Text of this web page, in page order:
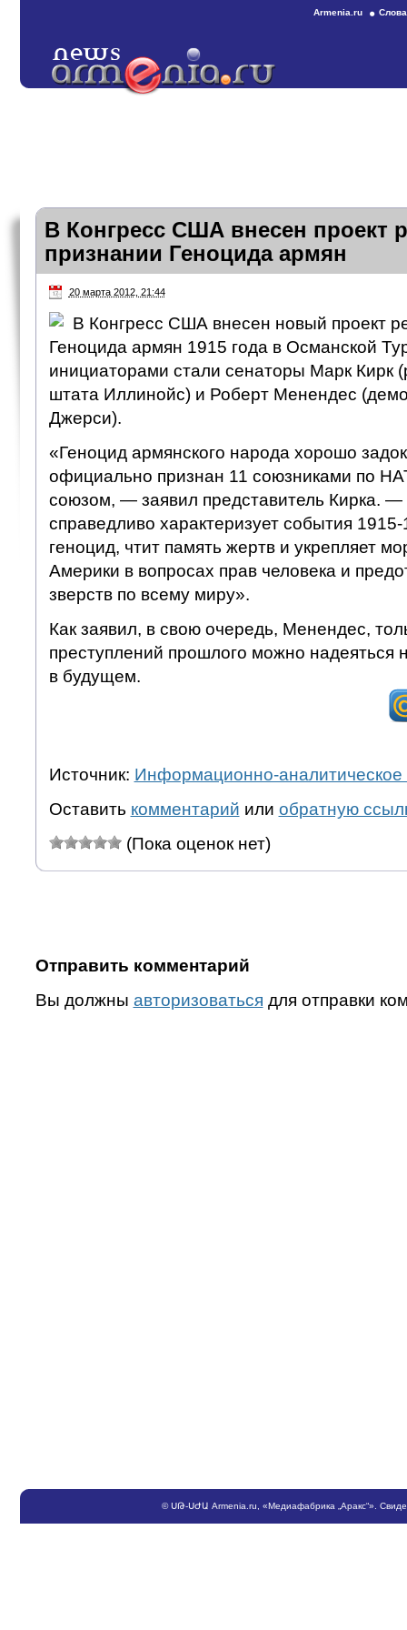
Armenia.ru
В Конгресс США внесен проект
признании Геноцида армян
20 марта 2012, 21:44
В Конгресс США внесен новый проект
Геноцида армян 1915 года в Османской
инициаторами стали сенаторы Марк Кирк
штата Иллинойс) и Роберт Менендес
Джерси).
«Геноцид армянского народа хорошо
официально признан 11 союзниками по
союзом, — заявил представитель Кирка.
справедливо характеризует события 1915-
геноцид, чтит память жертв и укрепляет
Америки в вопросах прав человека и
зверств по всему миру».
Как заявил, в свою очередь, Менендес,
преступлений прошлого можно надеяться
в будущем.
Источник: Информационно-аналитическое
Оставить комментарий или обратную
(Пока оценок нет)
Отправить комментарий
Вы должны авторизоваться для отправки
©ՍԹ-ՍԺԱ Armenia.ru , «Медиафабрика „Аракс“».